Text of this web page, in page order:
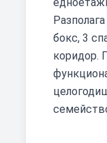
бокс, 3
коридор.